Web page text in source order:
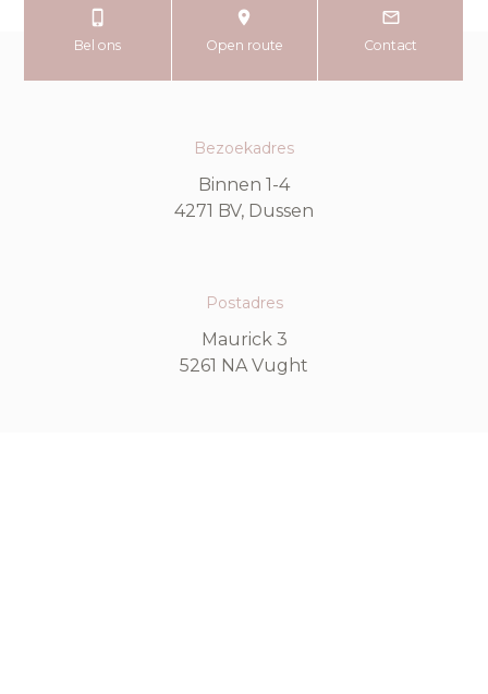
Bel ons Open route Contact
Bezoekadres
Binnen 1-4
4271 BV, Dussen
Postadres
Maurick 3
5261 NA Vught